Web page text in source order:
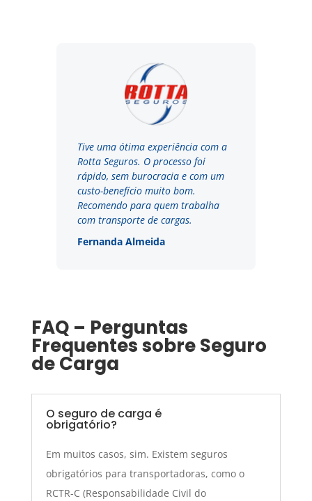
Tive uma ótima experiência com a
Rotta Seguros. O processo foi
rápido, sem burocracia e com um
custo-benefício muito bom.
Recomendo para quem trabalha
com transporte de cargas.
Fernanda Almeida
FAQ – Perguntas
Frequentes sobre Seguro
de Carga
O seguro de carga é
obrigatório?
Em muitos casos, sim. Existem seguros
obrigatórios para transportadoras, como o
RCTR-C (Responsabilidade Civil do